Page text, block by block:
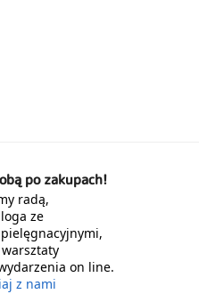
po zakupach!
radą,
ze
on line.
z nami